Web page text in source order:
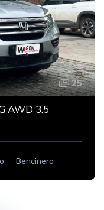
25
AWD 3.5
Bencinero